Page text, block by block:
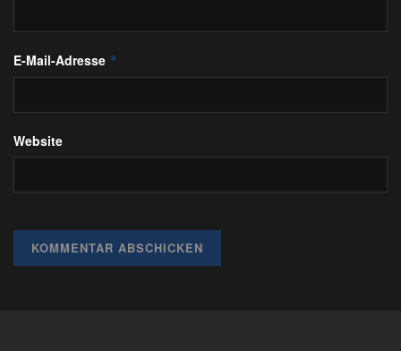
E-Mail-Adresse *
Website